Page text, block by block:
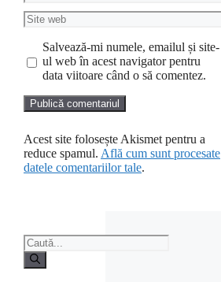
Site
web
Salvează-mi numele, emailul și site-
ul web în acest navigator pentru
data viitoare când o să comentez.
Acest site folosește Akismet pentru a
reduce spamul. Află cum sunt procesate
datele comentariilor tale.
Caută
după: